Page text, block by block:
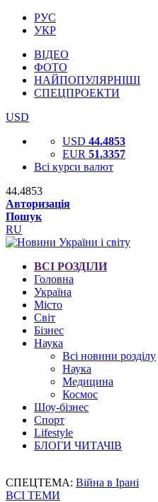
РУС
УКР
ВІДЕО
ФОТО
НАЙПОПУЛЯРНІШІ
СПЕЦПРОЕКТИ
USD
USD 44.4853
EUR 51.3357
Всі курси валют
44.4853
Авторизація
Пошук
RU
ВСІ РОЗДІЛИ
Головна
Україна
Місто
Світ
Бізнес
Наука
Всі новини розділу
Наука
Медицина
Космос
Шоу-бізнес
Спорт
Lifestyle
БЛОГИ ЧИТАЧІВ
СПЕЦТЕМА: Війна в Ірані
ВСІ ТЕМИ